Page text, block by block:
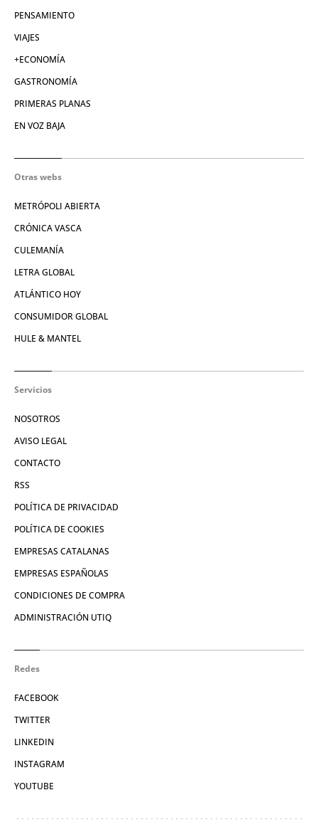
PENSAMIENTO
VIAJES
+ECONOMÍA
GASTRONOMÍA
PRIMERAS PLANAS
EN VOZ BAJA
Otras webs
METRÓPOLI ABIERTA
CRÓNICA VASCA
CULEMANÍA
LETRA GLOBAL
ATLÁNTICO HOY
CONSUMIDOR GLOBAL
HULE & MANTEL
Servicios
NOSOTROS
AVISO LEGAL
CONTACTO
RSS
POLÍTICA DE PRIVACIDAD
POLÍTICA DE COOKIES
EMPRESAS CATALANAS
EMPRESAS ESPAÑOLAS
CONDICIONES DE COMPRA
ADMINISTRACIÓN UTIQ
Redes
FACEBOOK
TWITTER
LINKEDIN
INSTAGRAM
YOUTUBE